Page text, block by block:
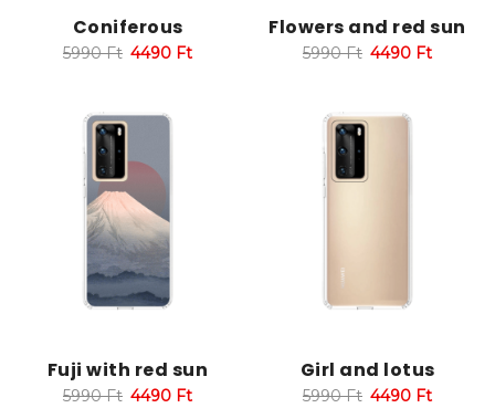
Coniferous
5990Ft 4490 Ft
Flowers and red sun
5990Ft 4490 Ft
Fuji with red sun
5990Ft 4490 Ft
Girl and lotus
5990Ft 4490 Ft